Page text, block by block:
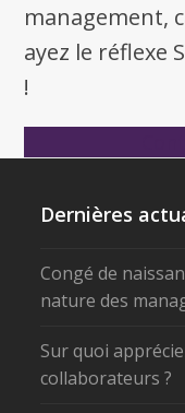
management,
ayez le réflexe
!
Dernières
Congé de
nature des
Sur quoi
collaborateurs ?